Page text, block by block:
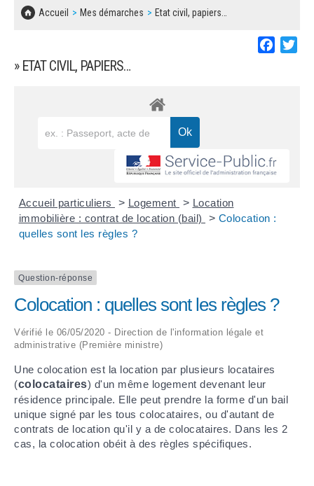
Accueil Mes démarches Etat civil, papiers…
» ETAT CIVIL, PAPIERS…
Accueil particuliers > Logement > Location
immobilière : contrat de location (bail)
> Colocation :
quelles sont les règles ?
Question-réponse
Colocation : quelles sont les règles ?
Vérifié le 06/05/2020 - Direction de l'information légale et
administrative (Première ministre)
Une colocation est la location par plusieurs locataires
(colocataires) d'un même logement devenant leur
résidence principale. Elle peut prendre la forme d'un bail
unique signé par les tous colocataires, ou d'autant de
contrats de location qu'il y a de colocataires. Dans les 2
cas, la colocation obéit à des règles spécifiques.
CONCERTATIONS PUBLIQUES
SOLIDARITÉ, LOGEMENT
SÉNIORS
DECHETS
BESOIN D'UNE AIDE ?
LES ASSOCIATIONS
MARCHÉS PUBLICS
DOCUMENT D'INFORMATION COMMUNAL
REGLEMENT LOCAL DE PUBLICITÉ
DECLARATION DE DEMARCHAGE
DOSSIER DE DEMANDE DE SUBVENTION
DEMANDE DE PRÊT DE MATERIEL
FICHE D'ORGANISATION MANIFESTATION
PLAN D'ACTION MUNICIPAL
ARRÊTÉS MUNICIPAUX
DÉLIBÉRATIONS